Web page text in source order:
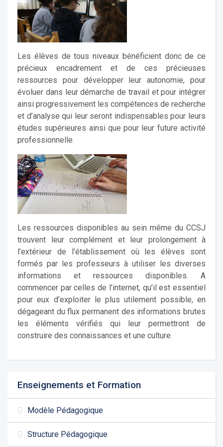
Les élèves de tous niveaux bénéficient donc de ce
précieux encadrement et de ces précieuses
ressources pour développer leur autonomie, pour
évoluer dans leur démarche de travail et pour intégrer
ainsi progressivement les compétences de recherche
et d’analyse qui leur seront indispensables pour leurs
études supérieures ainsi que pour leur future activité
professionnelle.
Les ressources disponibles au sein même du CCSJ
trouvent leur complément et leur prolongement à
l’extérieur de l’établissement où les élèves sont
formés par les professeurs à utiliser les diverses
informations et ressources disponibles. A
commencer par celles de l’internet, qu’il est essentiel
pour eux d’exploiter le plus utilement possible, en
dégageant du flux permanent des informations brutes
les éléments vérifiés qui leur permettront de
construire des connaissances et une culture.
Enseignements et Formation
Modèle Pédagogique
Structure Pédagogique